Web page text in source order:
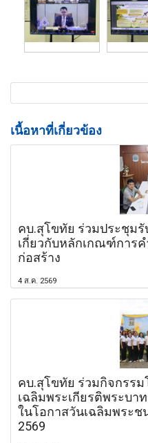
เนื้อหาที่เกี่ยวข้อง
คบ.สุโขทัย ร่วมประชุม
เกี่ยวกับหลักเกณฑ์การ
ก่อสร้าง
4 ส.ค. 2569
คบ.สุโขทัย ร่วมกิจกรร
เฉลิมพระเกียรติพระบา
ในโอกาสวันเฉลิมพระ
2569